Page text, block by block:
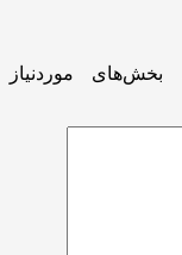
بخش‌های موردنیاز